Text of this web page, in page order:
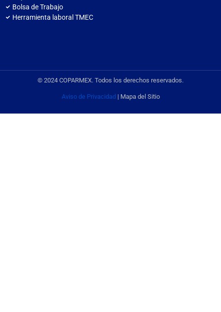
Bolsa de Trabajo
Herramienta laboral TMEC
© 2024 COPARMEX. Todos los derechos reservados.
Aviso de Privacidad | Mapa del Sitio